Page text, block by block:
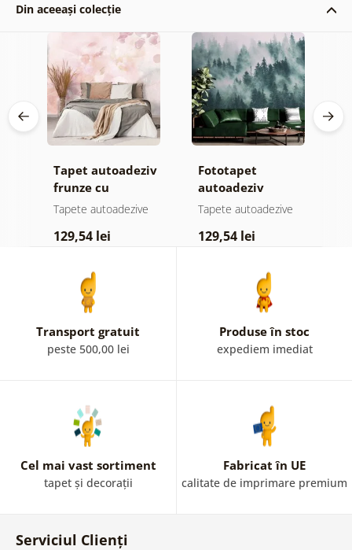
Din aceeași colecție
Tapet autoadeziv
frunze cu
atingere
Tapete autoadezive
129,54 lei
Fototapet
autoadeziv
pădure în ceață
Tapete autoadezive
129,54 lei
Transport gratuit
peste 500,00 lei
Produse în stoc
expediem imediat
Cel mai vast sortiment
tapet și decorații
Fabricat în UE
calitate de imprimare premium
Serviciul Clienți